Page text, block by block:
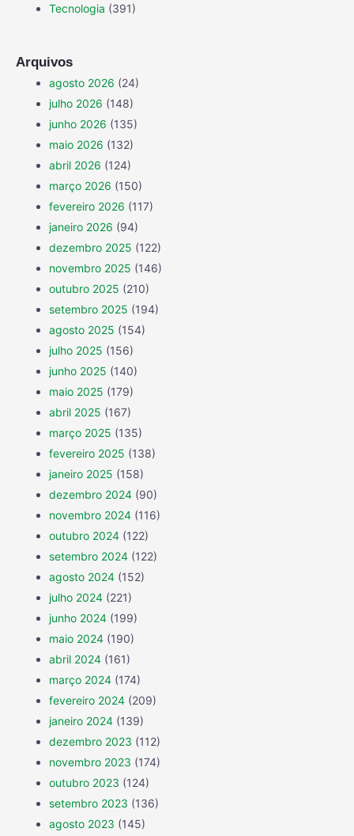
Tecnologia (391)
Arquivos
agosto 2026 (24)
julho 2026 (148)
junho 2026 (135)
maio 2026 (132)
abril 2026 (124)
março 2026 (150)
fevereiro 2026 (117)
janeiro 2026 (94)
dezembro 2025 (122)
novembro 2025 (146)
outubro 2025 (210)
setembro 2025 (194)
agosto 2025 (154)
julho 2025 (156)
junho 2025 (140)
maio 2025 (179)
abril 2025 (167)
março 2025 (135)
fevereiro 2025 (138)
janeiro 2025 (158)
dezembro 2024 (90)
novembro 2024 (116)
outubro 2024 (122)
setembro 2024 (122)
agosto 2024 (152)
julho 2024 (221)
junho 2024 (199)
maio 2024 (190)
abril 2024 (161)
março 2024 (174)
fevereiro 2024 (209)
janeiro 2024 (139)
dezembro 2023 (112)
novembro 2023 (174)
outubro 2023 (124)
setembro 2023 (136)
agosto 2023 (145)